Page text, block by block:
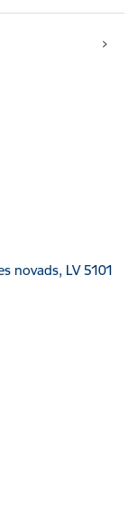
novads, LV 5101